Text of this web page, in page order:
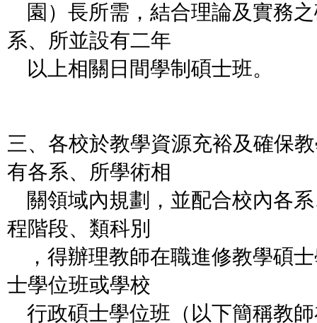
園）長所需，結合理論及實務
系、所並設有二年
以上相關日間學制碩士班。
三、各校於教學資源充裕及確保
有各系、所學術相
關領域內規劃，並配合校內各
程階段、類科別
，得辦理教師在職進修教學碩
士學位班或學校
行政碩士學位班（以下簡稱教